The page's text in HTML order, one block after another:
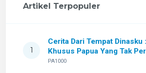
Artikel Terpopuler
1
Cerita Dari Tempat Dinasku
Khusus Papua Yang Tak
Setelah Sekian Lama
PA1000